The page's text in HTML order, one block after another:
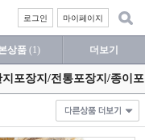
마이페이지
로그인
상품 (1) 더보기
포장지/전통포장지/종이